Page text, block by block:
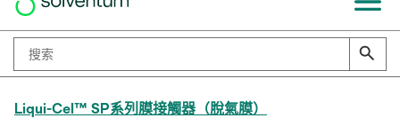
Liqui-Cel™ SP系列膜接觸器（脫氣膜）